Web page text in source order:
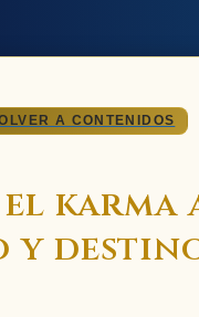
A CONTENIDOS
karma
y